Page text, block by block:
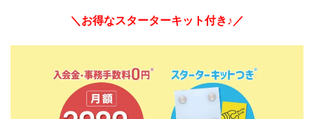
＼お得なスターターキット付き♪／